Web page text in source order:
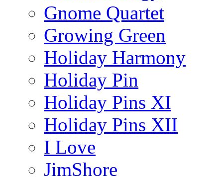
Gnome Quartet
Growing Green
Holiday Harmony
Holiday Pin
Holiday Pins XI
Holiday Pins XII
I Love
JimShore